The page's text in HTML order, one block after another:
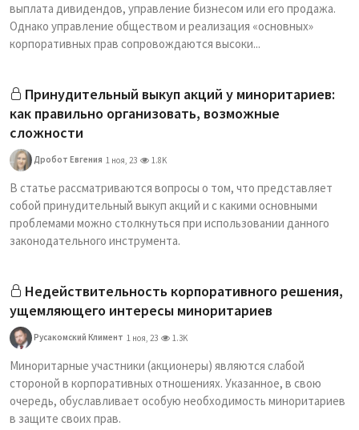
выплата дивидендов, управление бизнесом или его продажа.
Однако управление обществом и реализация «основных»
корпоративных прав сопровождаются высоки...
Принудительный выкуп акций у миноритариев:
как правильно организовать, возможные
сложности
Дробот Евгения 1 ноя, 23 1.8K
В статье рассматриваются вопросы о том, что представляет
собой принудительный выкуп акций и с какими основными
проблемами можно столкнуться при использовании данного
законодательного инструмента.
Недействительность корпоративного решения,
ущемляющего интересы миноритариев
Русакомский Климент 1 ноя, 23 1.3K
Миноритарные участники (акционеры) являются слабой
стороной в корпоративных отношениях. Указанное, в свою
очередь, обуславливает особую необходимость миноритариев
в защите своих прав.